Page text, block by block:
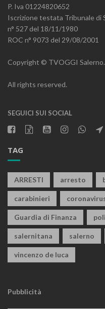
P. Iva 01224820652
Iscrizione testata Tribunale di
n° 527 del 18/11/1980
ROC n° 9073 del 29/08/2001
Copyright © TVOGGI Salerno.
All rights reserved.
SEGUICI SUI SOCIAL
TAG
ARRESTI arresto
carabinieri
Guardia di Finanza
salernitana salerno
vincenzo de luca
Pubblicità